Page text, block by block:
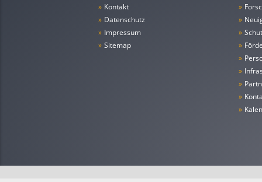
» Kontakt
» Datenschutz
» Impressum
» Sitemap
»
»
»
»
»
»
»
»
»